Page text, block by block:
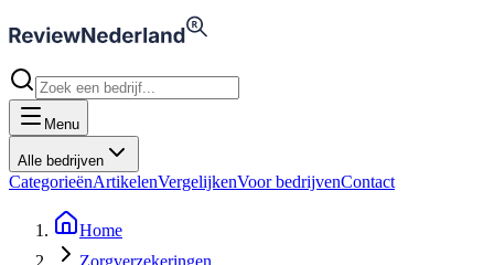
Menu
Alle bedrijven
CategorieënArtikelenVergelijkenVoor bedrijvenContact
Home
Zorgverzekeringen